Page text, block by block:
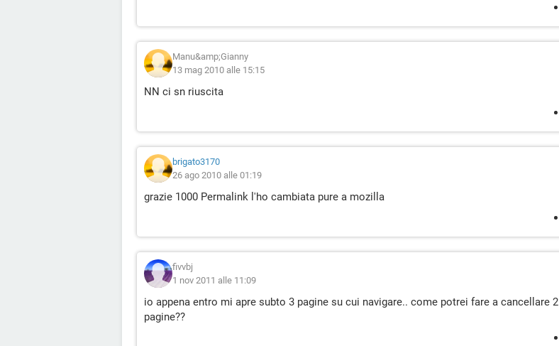
Manu&amp;Gianny
13 mag 2010 alle 15:15
NN ci sn riuscita
brigato3170
26 ago 2010 alle 01:19
grazie 1000 Permalink l'ho cambiata pure a mozilla
fivvbj
1 nov 2011 alle 11:09
io appena entro mi apre subto 3 pagine su cui navigare.. come potrei fare a cancellare 2
pagine??